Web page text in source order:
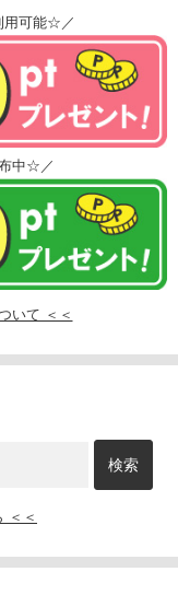
用可能☆／
中☆／
いて ＜＜
＜＜